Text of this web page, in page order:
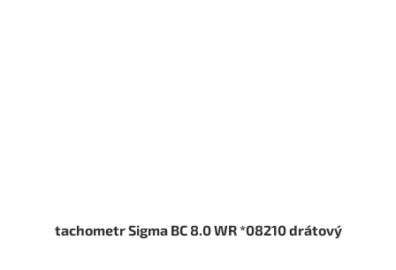
tachometr Sigma BC 8.0 WR *08210 drátový